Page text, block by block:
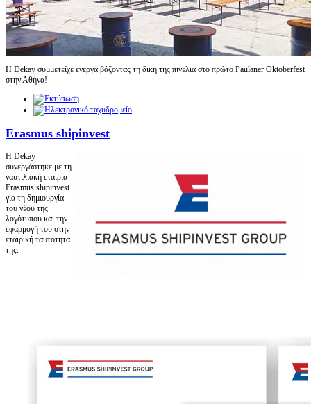
H Dekay συμμετείχε ενεργά βάζοντας τη δική της πινελιά στο πρώτο Paulaner Oktoberfest
στην Αθήνα!
Erasmus shipinvest
H Dekay
συνεργάστηκε με τη
ναυτιλιακή εταιρία
Erasmus shipinvest
για τη δημιουργία
του νέου της
λογότυπου και την
εφαρμογή του στην
εταιρική ταυτότητα
της.